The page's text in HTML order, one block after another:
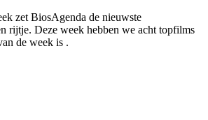
zet BiosAgenda de nieuwste
rijtje. Deze week hebben we acht topfilms
de week is .